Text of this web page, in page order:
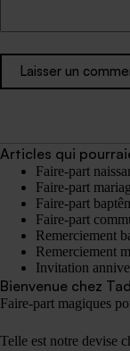
Laisser un
Articles qui
Faire-part
Faire-part
Faire-part
Faire-part
Remerciement
Remerciement
Invitation
Bienvenue chez
Faire-part magiques
Telle est notre devise